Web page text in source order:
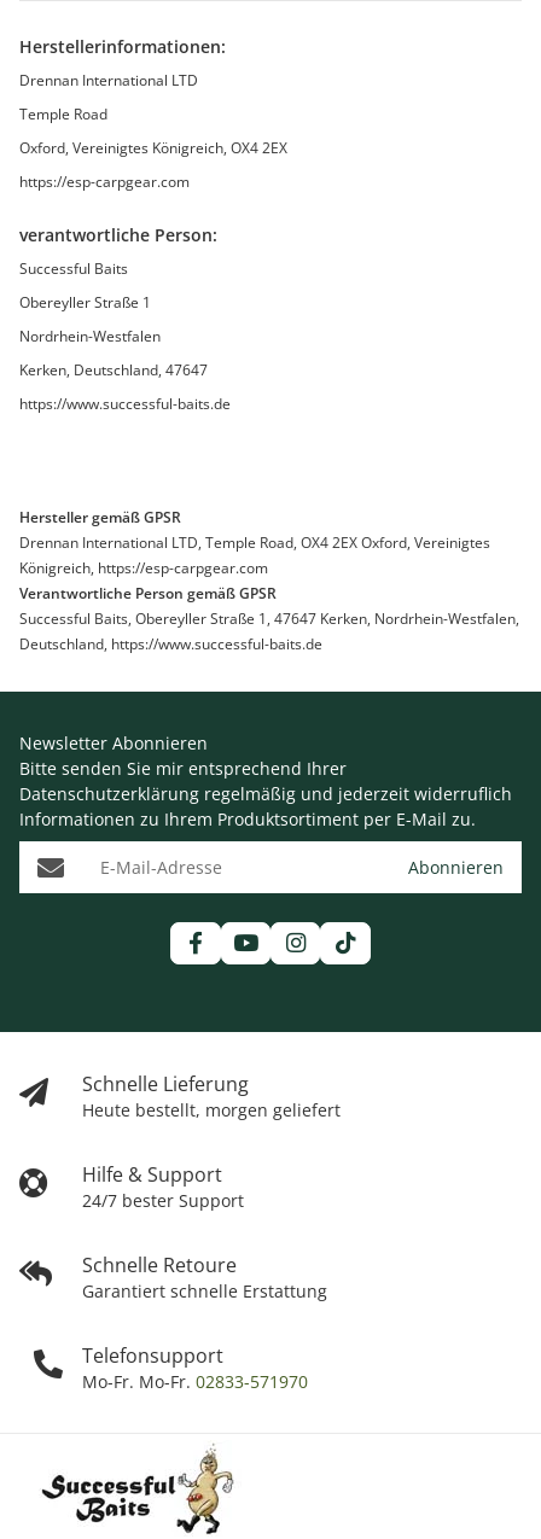
Herstellerinformationen:
Drennan International LTD
Temple Road
Oxford, Vereinigtes Königreich, OX4 2EX
https://esp-carpgear.com
verantwortliche Person:
Successful Baits
Obereyller Straße 1
Nordrhein-Westfalen
Kerken, Deutschland, 47647
https://www.successful-baits.de
Hersteller gemäß GPSR
Drennan International LTD, Temple Road, OX4 2EX Oxford, Vereinigtes
Königreich, https://esp-carpgear.com
Verantwortliche Person gemäß GPSR
Successful Baits, Obereyller Straße 1, 47647 Kerken, Nordrhein-Westfalen,
Deutschland, https://www.successful-baits.de
Schnelle Lieferung
Heute bestellt, morgen geliefert
Hilfe & Support
24/7 bester Support
Schnelle Retoure
Garantiert schnelle Erstattung
Telefonsupport
Mo-Fr. Mo-Fr. 02833-571970
Newsletter Abonnieren
Bitte senden Sie mir entsprechend Ihrer
Datenschutzerklärung regelmäßig und jederzeit widerruflich
Informationen zu Ihrem Produktsortiment per E-Mail zu.
E-Mail-Adresse Abonnieren